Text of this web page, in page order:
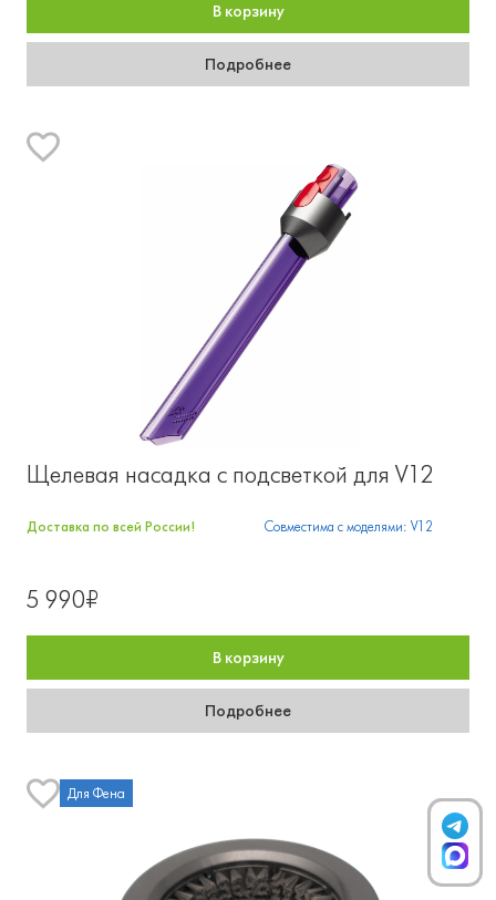
В корзину
Подробнее
Щелевая насадка с подсветкой для V12
Доставка по всей России! Совместима с моделями: V12
5 990₽
В корзину
Подробнее
Для Фена